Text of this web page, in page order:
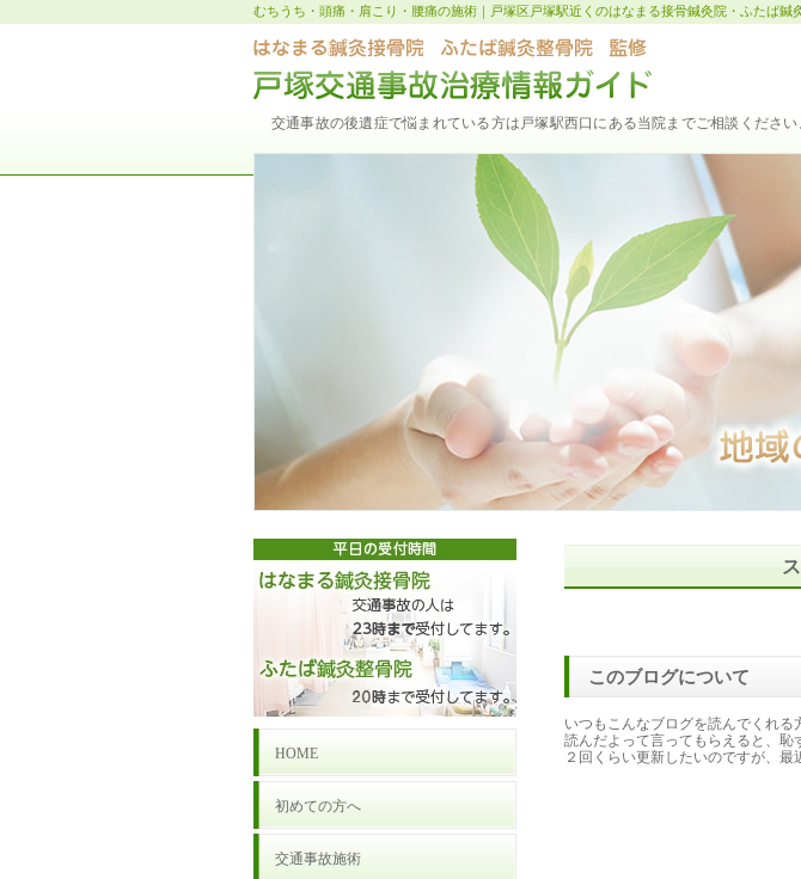
むちうち・頭痛・肩こり・腰痛の施術｜戸塚区戸塚駅近くのはなまる接骨鍼灸院・ふたば鍼
交通事故の後遺症で悩まれている方は戸塚駅西口にある当院までご相談ください
このブログについて
いつもこんなブログを読んでくれ
読んだよって言ってもらえると、
２回くらい更新したいのですが、
HOME
初めての方へ
交通事故施術